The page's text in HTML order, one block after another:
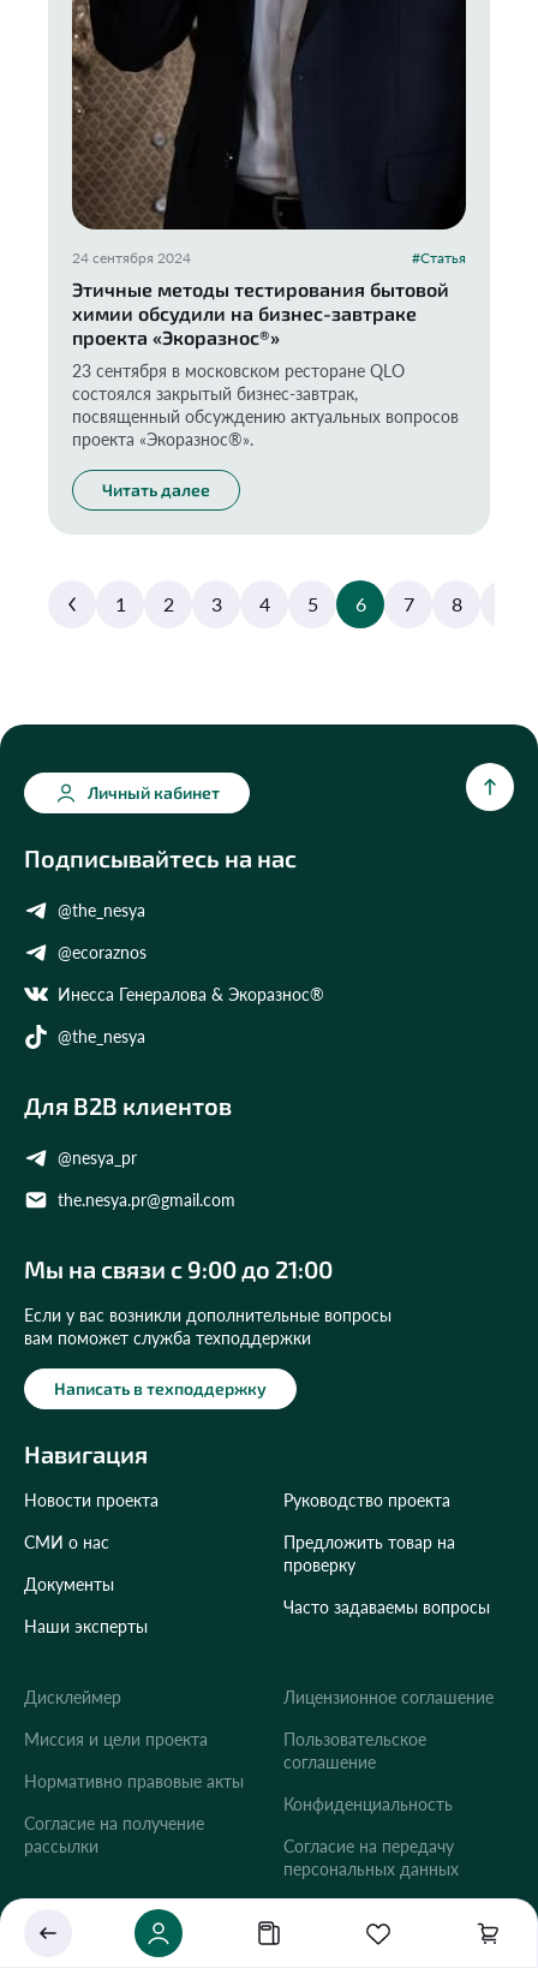
24 сентября 2024 #Статья
Этичные методы тестирования бытовой
химии обсудили на бизнес-завтраке
проекта «Экоразнос®️»
23 сентября в московском ресторане QLO
состоялся закрытый бизнес-завтрак,
посвященный обсуждению актуальных вопросов
проекта «Экоразнос®️».
Читать далее
1 2 3 4 5 6 7 8
Это важно для корректной работы Экоразноса и
дальнейших персональных функций сервиса.
Подписывайтесь на нас
@the_nesya
@ecoraznos
Инесса Генералова & Экоразнос®
@the_nesya
Для B2B клиентов
@nesya_pr
the.nesya.pr@gmail.com
Навигация
Новости проекта
СМИ о нас
Документы
Наши эксперты
Руководство проекта
Предложить товар на
проверку
Часто задаваемы вопросы
Личный кабинет
Мы на связи с 9:00 до 21:00
Если у вас возникли дополнительные вопросы
вам поможет служба техподдержки
Написать в техподдержку
Дисклеймер
Миссия и цели проекта
Нормативно правовые акты
Согласие на получение
рассылки
Лицензионное соглашение
Пользовательское
соглашение
Конфиденциальность
Согласие на передачу
персональных данных